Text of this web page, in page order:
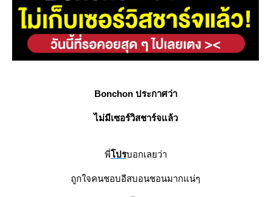
Bonchon ประกาศว่า
ไม่มีเซอร์วิสชาร์จแล้ว
พี่ปรบอกเลยว่า
ถูกใจคนชอบอีสบอนชอนมากแน่ๆ